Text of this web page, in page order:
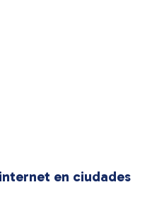
en ciudades